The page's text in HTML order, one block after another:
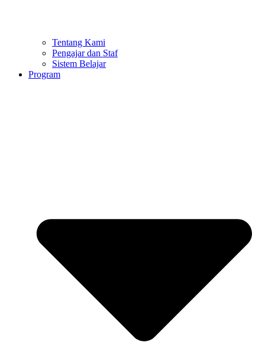
Tentang Kami
Pengajar dan Staf
Sistem Belajar
Program